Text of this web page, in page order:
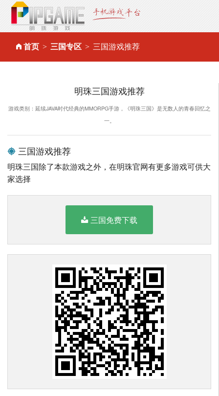
首页 三国专区 三国游戏推荐
明珠三国游戏推荐
游戏类别：延续JAVA时代经典的MMORPG手游，《明珠三国》是无数人的青春回忆之
一。
三国游戏推荐
明珠三国除了本款游戏之外，在明珠官网有更多游戏可供大
家选择
三国免费下载